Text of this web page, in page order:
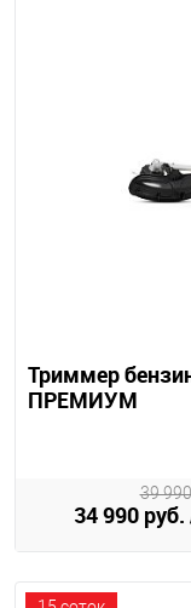
Триммер
ПРЕМИУМ
34 990 руб.
39